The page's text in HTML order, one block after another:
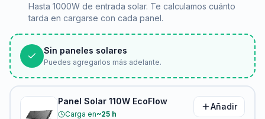
Hasta 1000W de entrada solar. Te calculamos cuánto
tarda en cargarse con cada panel.
Sin paneles solares
Puedes agregarlos más adelante.
Panel Solar 110W EcoFlow
Carga en~25 h
Añadir